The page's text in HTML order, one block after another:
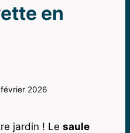
en
2026
jardin ! Le saule